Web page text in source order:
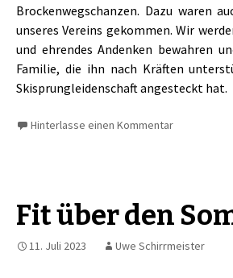
Brockenwegschanzen. Dazu waren
unseres Vereins gekommen. Wir
und ehrendes Andenken bewahren
Familie, die ihn nach Kräften
Skisprungleidenschaft angesteckt hat.
Hinterlasse einen Kommentar
Fit über den
11. Juli 2023 Uwe Schirrmeister